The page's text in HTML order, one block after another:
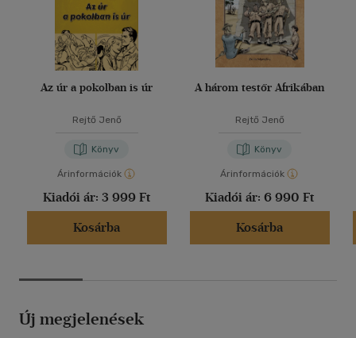
Az úr a pokolban is úr
Rejtő Jenő
Könyv
Árinformációk
Kiadói ár: 3 999 Ft
Kosárba
A három testőr Afrikában
Rejtő Jenő
Könyv
Árinformációk
Kiadói ár: 6 990 Ft
Kosárba
Új megjelenések